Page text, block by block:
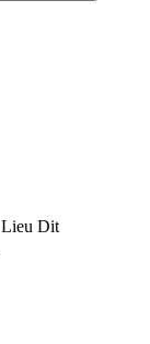
Lieu Dit